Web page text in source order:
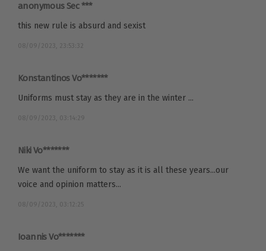
anonymous Sec ***
this new rule is absurd and sexist
08/09/2023, 23:53:32
Konstantinos Vo*******
Uniforms must stay as they are in the winter ...
08/09/2023, 03:14:29
Niki Vo*******
We want the uniform to stay as it is all these years...our
voice and opinion matters...
08/09/2023, 03:12:25
Ioannis Vo*******